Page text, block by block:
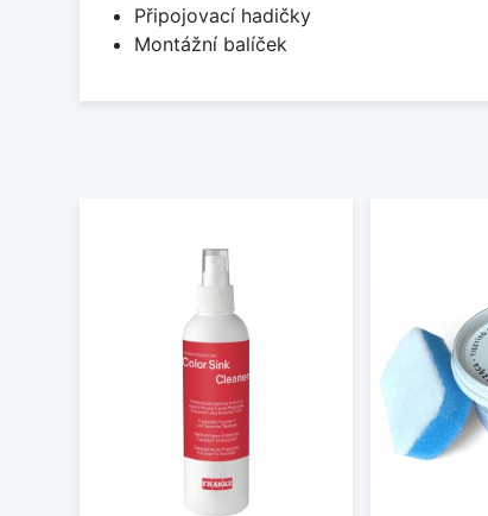
Připojovací hadičky
Montážní balíček